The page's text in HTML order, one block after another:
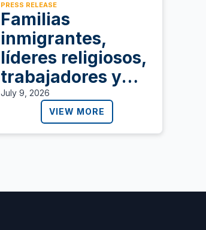
PRESS RELEASE
Familias
inmigrantes,
líderes religiosos,
trabajadores y
personas
defensoras se
movilizarán en
al Congreso que
July 9, 2026
VIEW MORE